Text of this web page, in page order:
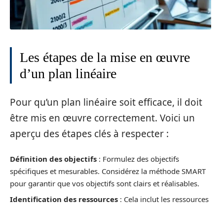
Les étapes de la mise en œuvre
d’un plan linéaire
Pour qu’un plan linéaire soit efficace, il doit
être mis en œuvre correctement. Voici un
aperçu des étapes clés à respecter :
Définition des objectifs : Formulez des objectifs
spécifiques et mesurables. Considérez la méthode SMART
pour garantir que vos objectifs sont clairs et réalisables.
Identification des ressources : Cela inclut les ressources